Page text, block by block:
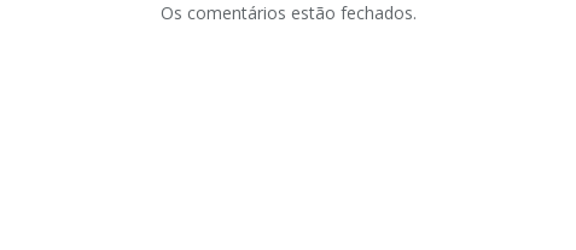
Os comentários estão fechados.